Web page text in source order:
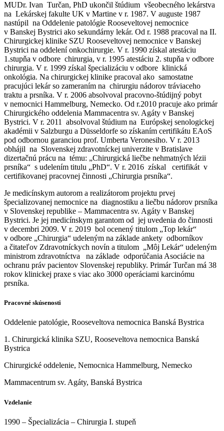
MUDr. Ivan Turčan, PhD ukončil štúdium všeobecného lekárstva
na Lekárskej fakulte UK v Martine v r. 1987. V auguste 1987
nastúpil na Oddelenie patológie Rooseveltovej nemocnice
v Banskej Bystrici ako sekundárny lekár. Od r. 1988 pracoval na II.
Chirurgickej klinike SZU Rooseveltovej nemocnice v Banskej
Bystrici na oddelení onkochirurgie. V r. 1990 získal atestáciu
1.stupňa v odbore chirurgia, v r. 1995 atestáciu 2. stupňa v odbore
chirurgia. V r. 1999 získal špecializáciu v odbore klinická
onkológia. Na chirurgickej klinike pracoval ako samostatne
pracujúci lekár so zameraním na chirurgiu nádorov tráviaceho
traktu a prsníka. V r. 2006 absolvoval pracovno-štúdijný pobyt
v nemocnici Hammelburg, Nemecko. Od r.2010 pracuje ako primár
Chirurgického oddelenia Mammacentra sv. Agáty v Banskej
Bystrici. V r. 2011 absolvoval štúdium na Európskej senologickej
akadémii v Salzburgu a Düsseldorfe so získaním certifikátu EAoS
pod odbornou garanciou prof. Umberta Veronesiho. V r. 2013
obhájil na Slovenskej zdravotníckej univerzite v Bratislave
dizertačnú prácu na tému: „Chirurgická liečbe nehmatných lézii
prsníka“ s udelením titulu „PhD“. V r. 2016 získal certifikát v
certifikovanej pracovnej činnosti „Chirurgia prsníka“.
Je medicínskym autorom a realizátorom projektu prvej
špecializovanej nemocnice na diagnostiku a liečbu nádorov prsníka
v Slovenskej republike – Mammacentra sv. Agáty v Banskej
Bystrici. Je jej medicínskym garantom od jej uvedenia do činnosti
v decembri 2009. V r. 2019 bol ocenený titulom „Top lekár“
v odbore „Chirurgia“ udeleným na základe ankety odborníkov
a čitateľov Zdravotníckych novín a titulom „Môj Lekár“ udeleným
ministrom zdravotníctva na základe odporúčania Asociácie na
ochranu práv pacientov Slovenskej republiky. Primár Turčan má 38
rokov klinickej praxe s viac ako 3000 operáciami karcinómu
prsníka.
Pracovné skúsenosti
Oddelenie patológie, Rooseveltova nemocnica Banská Bystrica
1. Chirurgická klinika SZU, Rooseveltova nemocnica Banská
Bystrica
Chirurgické oddelenie, Nemocnica Hammelburg, Nemecko
Mammacentrum sv. Agáty, Banská Bystrica
Vzdelanie
1990 – Špecializácia – Chirurgia I. stupeň